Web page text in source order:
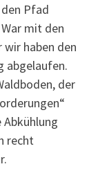
Pfad
mit den
wir haben den
abgelaufen.
der
Abkühlung
recht